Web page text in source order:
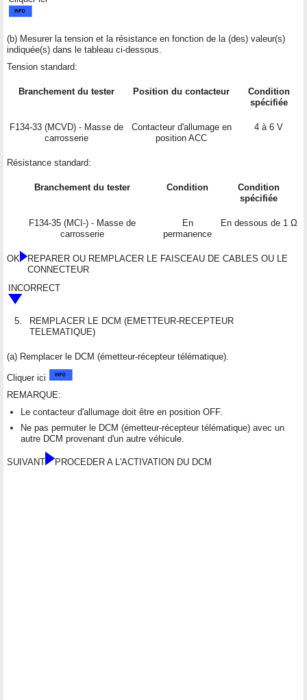
(b) Mesurer la tension et la résistance en fonction de la (des) valeur(s)
indiquée(s) dans le tableau ci-dessous.
Tension standard:
Branchement du tester Position du contacteur
Condition
spécifiée
F134-33 (MCVD) - Masse de
carrosserie
Contacteur d'allumage en
position ACC
4 à 6 V
Résistance standard:
Branchement du tester Condition
Condition
spécifiée
F134-35 (MCI-) - Masse de
carrosserie
En
permanence
En dessous de 1 Ω
OK
REPARER OU REMPLACER LE FAISCEAU DE CABLES OU LE
CONNECTEUR
INCORRECT
5.
REMPLACER LE DCM (EMETTEUR-RECEPTEUR
TELEMATIQUE)
(a) Remplacer le DCM (émetteur-récepteur télématique).
Cliquer ici
REMARQUE:
Le contacteur d'allumage doit être en position OFF.
Ne pas permuter le DCM (émetteur-récepteur télématique) avec un
autre DCM provenant d'un autre véhicule.
SUIVANT PROCEDER A L'ACTIVATION DU DCM